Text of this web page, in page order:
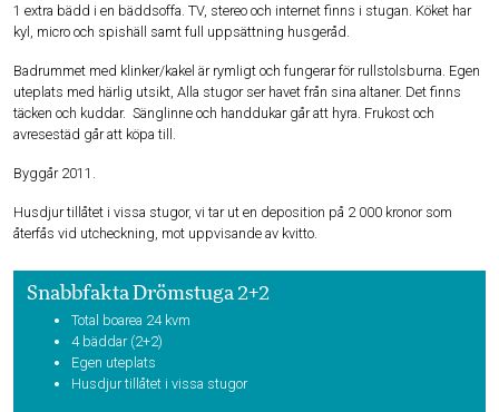
1 extra bädd i en bäddsoffa. TV, stereo och internet finns i stugan. Köket har
kyl, micro och spishäll samt full uppsättning husgeråd.
Badrummet med klinker/kakel är rymligt och fungerar för rullstolsburna. Egen
uteplats med härlig utsikt, Alla stugor ser havet från sina altaner. Det finns
täcken och kuddar. Sänglinne och handdukar går att hyra. Frukost och
avresestäd går att köpa till.
Byggår 2011.
Husdjur tillåtet i vissa stugor, vi tar ut en deposition på 2 000 kronor som
återfås vid utcheckning, mot uppvisande av kvitto.
Snabbfakta Drömstuga 2+2
Total boarea 24 kvm
4 bäddar (2+2)
Egen uteplats
Husdjur tillåtet i vissa stugor